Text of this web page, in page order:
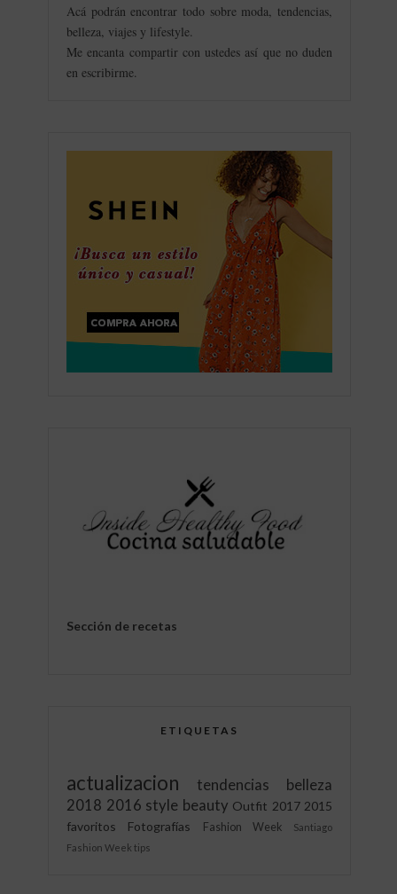
Acá podrán encontrar todo sobre moda, tendencias,
belleza, viajes y lifestyle.
Me encanta compartir con ustedes así que no duden
en escribirme.
Sección de recetas
ETIQUETAS
actualizacion tendencias
belleza
2018 2016 style beauty Outfit 2017 2015
favoritos
Fotografías Fashion Week
Santiago
Fashion Week tips